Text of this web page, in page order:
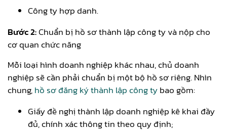
Công ty hợp danh.
Bước 2:Chuẩn bị hồ sơ thành lập công ty và nộp cho
cơ quan chức năng
Mỗi loại hình doanh nghiệp khác nhau, chủ doanh
nghiệp sẽ cần phải chuẩn bị một bộ hồ sơ riêng. Nhìn
chung,hồ sơ đăng ký thành lập công tybao gồm:
Giấy đề nghị thành lập doanh nghiệp kê khai đầy
đủ, chính xác thông tin theo quy định;